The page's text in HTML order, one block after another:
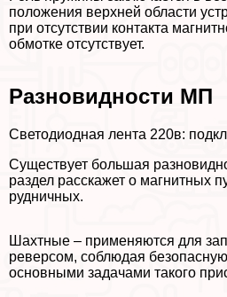
положения верхней области
при отсутствии контакта
обмотке отсутствует.
Разновидности МП
Светодиодная лента 220в:
Существует большая
раздел расскажет о магнитных
рудничных.
Шахтные – применяются для
реверсом, соблюдая
основными задачами такого